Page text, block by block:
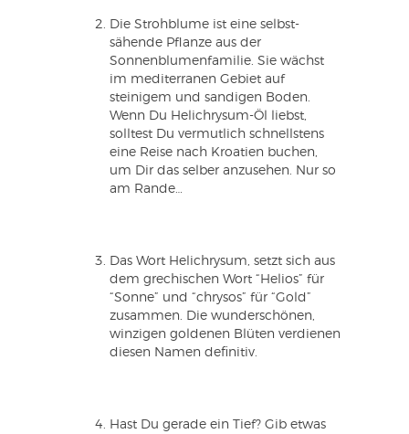
Die Strohblume ist eine selbst-
sähende Pflanze aus der
Sonnenblumenfamilie. Sie wächst
im mediterranen Gebiet auf
steinigem und sandigen Boden.
Wenn Du Helichrysum-Öl liebst,
solltest Du vermutlich schnellstens
eine Reise nach Kroatien buchen,
um Dir das selber anzusehen. Nur so
am Rande…
Das Wort Helichrysum, setzt sich aus
dem grechischen Wort “Helios” für
“Sonne” und “chrysos” für “Gold”
zusammen. Die wunderschönen,
winzigen goldenen Blüten verdienen
diesen Namen definitiv.
Hast Du gerade ein Tief? Gib etwas